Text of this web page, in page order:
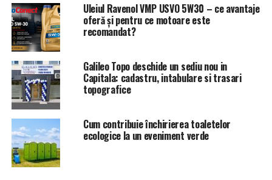
apropiaţi ai celor doi, mai precis naşilor Larisa şi Ovidiu
Flori.
ARTICOLE PE ACEIASI TEMA:
URMATORUL
Vești bune despre pensii! Datele oficiale transmise de
autorități / Comisarul de Prahova – Comisarul de
Prahova
NU RATATI
Poliția demarează o serie de controale fără precedent!
Obiceiul multor români care le poate aduce amenzi
uriașe | Capitala24
Uleiul Ravenol VMP USVO 5W30 – ce avantaje
oferă și pentru ce motoare este
recomandat?
Galileo Topo deschide un sediu nou in
Capitala: cadastru, intabulare si trasari
topografice
Cum contribuie închirierea toaletelor
ecologice la un eveniment verde